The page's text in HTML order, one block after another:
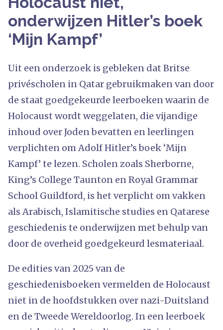
onderwijzen Hitler’s boek
‘Mijn Kampf’
Uit een onderzoek is gebleken dat Britse
privéscholen in Qatar gebruikmaken van door
de staat goedgekeurde leerboeken waarin de
Holocaust wordt weggelaten, die vijandige
inhoud over Joden bevatten en leerlingen
verplichten om Adolf Hitler’s boek ‘Mijn
Kampf’ te lezen. Scholen zoals Sherborne,
King’s College Taunton en Royal Grammar
School Guildford, is het verplicht om vakken
als Arabisch, Islamitische studies en Qatarese
geschiedenis te onderwijzen met behulp van
door de overheid goedgekeurd lesmateriaal.
De edities van 2025 van de
geschiedenisboeken vermelden de Holocaust
niet in de hoofdstukken over nazi-Duitsland
en de Tweede Wereldoorlog. In een leerboek